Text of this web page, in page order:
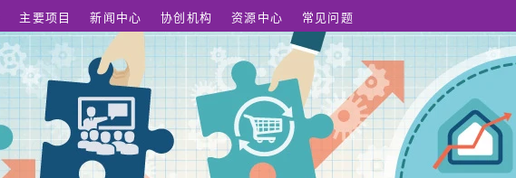
主要项目 新闻中心 协创机构 资源中心 常见问题